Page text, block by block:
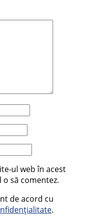
ul web în acest
să comentez.
de acord cu
.